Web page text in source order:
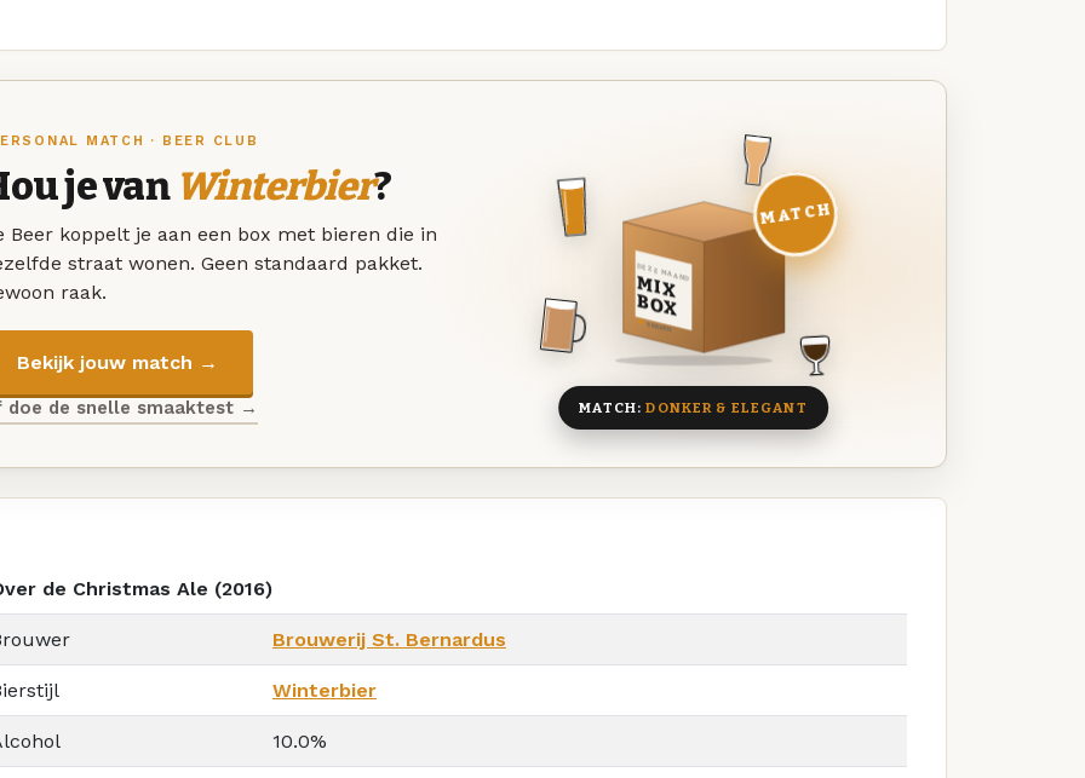
MATCH · BEER CLUB
je van Winterbier?
Beer koppelt je aan een box met bieren die in
straat wonen. Geen standaard pakket.
raak.
Bekijk jouw match →
doe de snelle smaaktest →
DEZE MAAND
MIX
BOX
8 BIEREN
MATCH
MATCH:DONKER & ELEGANT
de Christmas Ale (2016)
Brouwerij St. Bernardus
Winterbier
10.0%